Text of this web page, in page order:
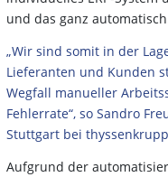
und das ganz
„Wir sind somit in der
Lieferanten und Kunden
Wegfall manueller
Fehlerrate“, so Sandro
Stuttgart bei
Aufgrund der